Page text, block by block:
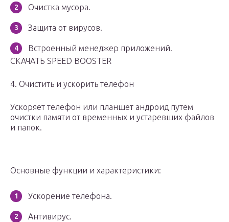
Очистка мусора.
Защита от вирусов.
Встроенный менеджер приложений.
СКАЧАТЬ SPEED BOOSTER
4. Очистить и ускорить телефон
Ускоряет телефон или планшет андроид путем
очистки памяти от временных и устаревших файлов
и папок.
Основные функции и характеристики:
Ускорение телефона.
Антивирус.